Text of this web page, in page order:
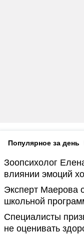
Популярное за день
Зоопсихолог
влиянии эмоций
Эксперт Маерова
школьной
Специалисты
не оценивать